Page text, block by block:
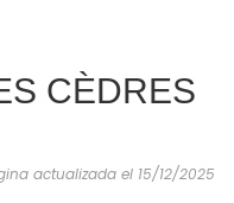
INSPIRACIONES
CÈDRES
actualizada el 15/12/2025